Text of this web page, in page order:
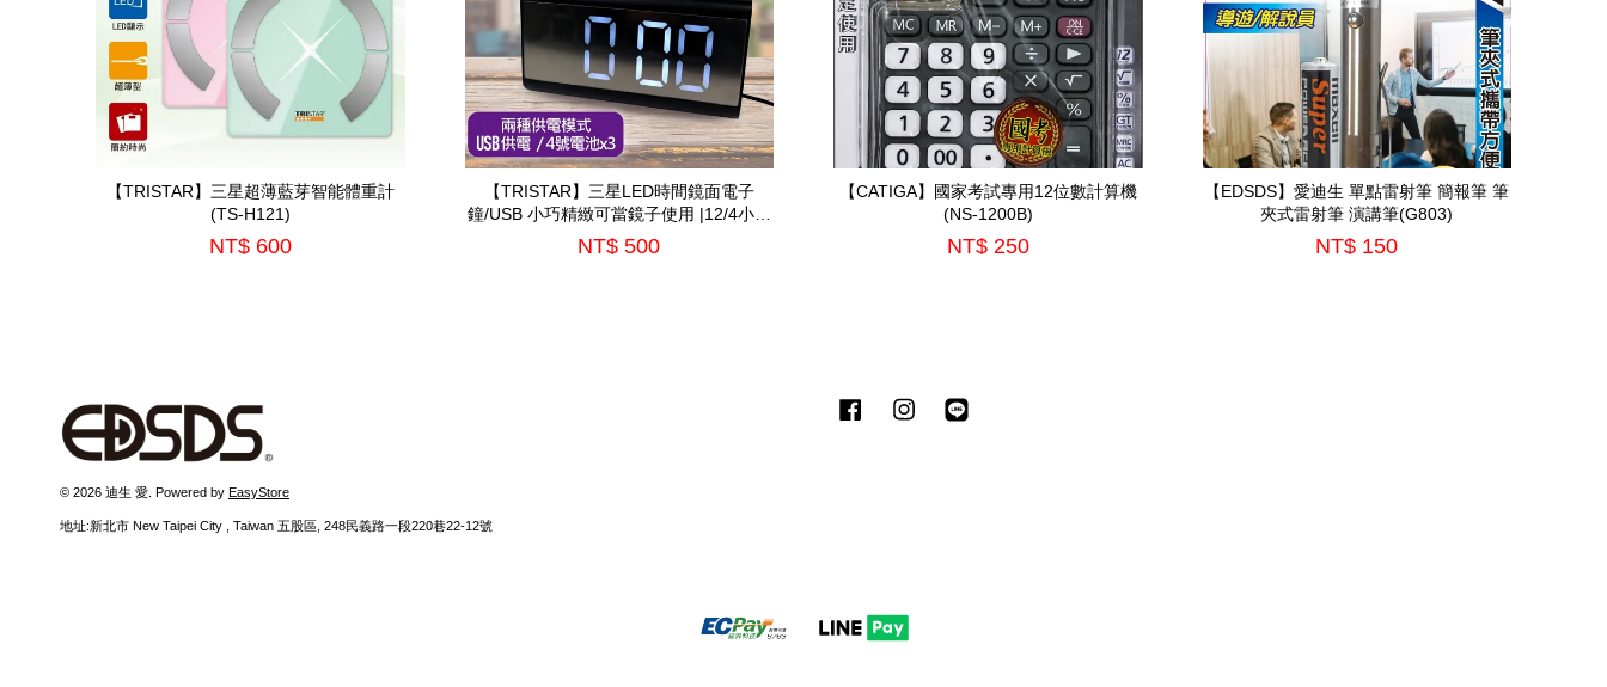
【TRISTAR】三星超薄藍芽智能體重計
(TS-H121)
NT$ 600
【TRISTAR】三星LED時間鏡面電子
鐘/USB 小巧精緻可當鏡子使用 |12/4小時
制|(TS-A52)
NT$ 500
【CATIGA】國家考試專用12位數計算機
(NS-1200B)
NT$ 250
【EDSDS】愛迪生 單點雷射筆 簡報筆 筆
夾式雷射筆 演講筆(G803)
NT$ 150
© 2026 迪生 愛. Powered by EasyStore
地址:新北市 New Taipei City , Taiwan 五股區, 248民義路一段220巷22-12號
Facebook Instagram